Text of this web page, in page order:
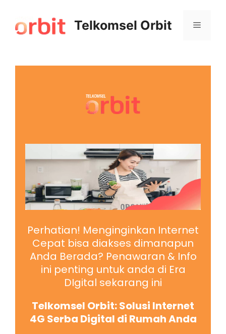
Telkomsel Orbit
Perhatian! Menginginkan Internet
Cepat bisa diakses dimanapun
Anda Berada? Penawaran & Info
ini penting untuk anda di Era
DIgital sekarang ini
Telkomsel Orbit: Solusi Internet
4G Serba Digital di Rumah Anda